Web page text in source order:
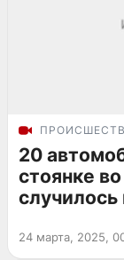
20
стоянке
24 марта, 2025,